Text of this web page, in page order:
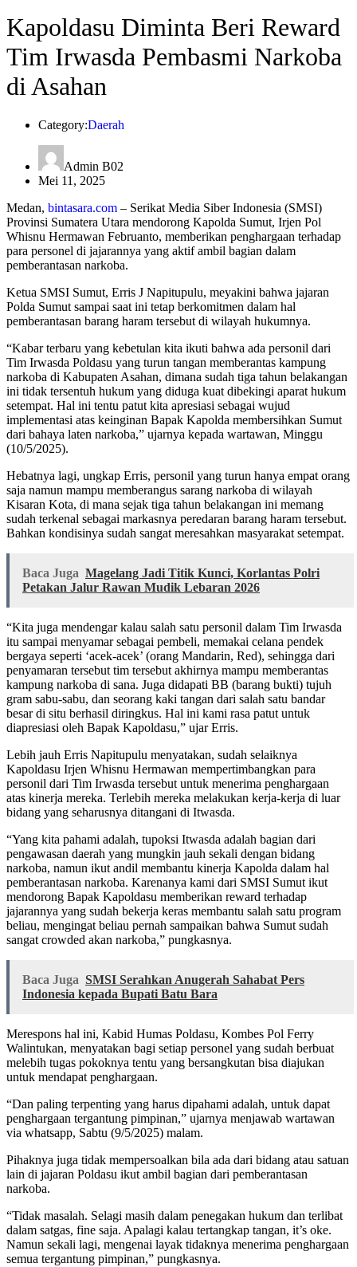
Kapoldasu Diminta Beri Reward
Tim Irwasda Pembasmi Narkoba
di Asahan
Category:Daerah
Admin B02
Mei 11, 2025
Medan, bintasara.com – Serikat Media Siber Indonesia (SMSI)
Provinsi Sumatera Utara mendorong Kapolda Sumut, Irjen Pol
Whisnu Hermawan Februanto, memberikan penghargaan terhadap
para personel di jajarannya yang aktif ambil bagian dalam
pemberantasan narkoba.
Ketua SMSI Sumut, Erris J Napitupulu, meyakini bahwa jajaran
Polda Sumut sampai saat ini tetap berkomitmen dalam hal
pemberantasan barang haram tersebut di wilayah hukumnya.
“Kabar terbaru yang kebetulan kita ikuti bahwa ada personil dari
Tim Irwasda Poldasu yang turun tangan memberantas kampung
narkoba di Kabupaten Asahan, dimana sudah tiga tahun belakangan
ini tidak tersentuh hukum yang diduga kuat dibekingi aparat hukum
setempat. Hal ini tentu patut kita apresiasi sebagai wujud
implementasi atas keinginan Bapak Kapolda membersihkan Sumut
dari bahaya laten narkoba,” ujarnya kepada wartawan, Minggu
(10/5/2025).
Hebatnya lagi, ungkap Erris, personil yang turun hanya empat orang
saja namun mampu memberangus sarang narkoba di wilayah
Kisaran Kota, di mana sejak tiga tahun belakangan ini memang
sudah terkenal sebagai markasnya peredaran barang haram tersebut.
Bahkan kondisinya sudah sangat meresahkan masyarakat setempat.
Baca Juga Magelang Jadi Titik Kunci, Korlantas Polri
Petakan Jalur Rawan Mudik Lebaran 2026
“Kita juga mendengar kalau salah satu personil dalam Tim Irwasda
itu sampai menyamar sebagai pembeli, memakai celana pendek
bergaya seperti ‘acek-acek’ (orang Mandarin, Red), sehingga dari
penyamaran tersebut tim tersebut akhirnya mampu memberantas
kampung narkoba di sana. Juga didapati BB (barang bukti) tujuh
gram sabu-sabu, dan seorang kaki tangan dari salah satu bandar
besar di situ berhasil diringkus. Hal ini kami rasa patut untuk
diapresiasi oleh Bapak Kapoldasu,” ujar Erris.
Lebih jauh Erris Napitupulu menyatakan, sudah selaiknya
Kapoldasu Irjen Whisnu Hermawan mempertimbangkan para
personil dari Tim Irwasda tersebut untuk menerima penghargaan
atas kinerja mereka. Terlebih mereka melakukan kerja-kerja di luar
bidang yang seharusnya ditangani di Itwasda.
“Yang kita pahami adalah, tupoksi Itwasda adalah bagian dari
pengawasan daerah yang mungkin jauh sekali dengan bidang
narkoba, namun ikut andil membantu kinerja Kapolda dalam hal
pemberantasan narkoba. Karenanya kami dari SMSI Sumut ikut
mendorong Bapak Kapoldasu memberikan reward terhadap
jajarannya yang sudah bekerja keras membantu salah satu program
beliau, mengingat beliau pernah sampaikan bahwa Sumut sudah
sangat crowded akan narkoba,” pungkasnya.
Baca Juga SMSI Serahkan Anugerah Sahabat Pers
Indonesia kepada Bupati Batu Bara
Merespons hal ini, Kabid Humas Poldasu, Kombes Pol Ferry
Walintukan, menyatakan bagi setiap personel yang sudah berbuat
melebih tugas pokoknya tentu yang bersangkutan bisa diajukan
untuk mendapat penghargaan.
“Dan paling terpenting yang harus dipahami adalah, untuk dapat
penghargaan tergantung pimpinan,” ujarnya menjawab wartawan
via whatsapp, Sabtu (9/5/2025) malam.
Pihaknya juga tidak mempersoalkan bila ada dari bidang atau satuan
lain di jajaran Poldasu ikut ambil bagian dari pemberantasan
narkoba.
“Tidak masalah. Selagi masih dalam penegakan hukum dan terlibat
dalam satgas, fine saja. Apalagi kalau tertangkap tangan, it’s oke.
Namun sekali lagi, mengenai layak tidaknya menerima penghargaan
semua tergantung pimpinan,” pungkasnya.